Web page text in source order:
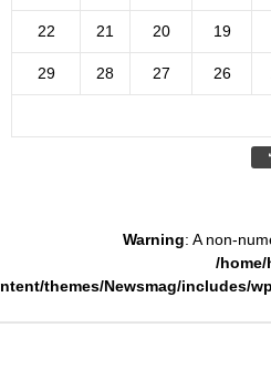
19
20
21
22
26
27
28
29
Warning: A non-
/
themes/Newsmag/includes/